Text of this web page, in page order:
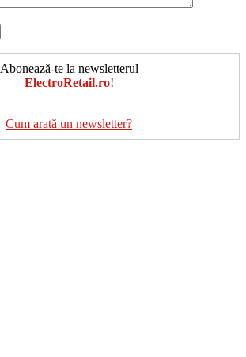
Abonează-te la newsletterul
ElectroRetail.ro!
Cum arată un newsletter?